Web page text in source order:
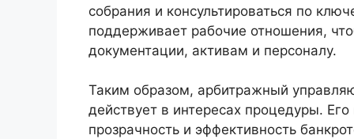
собрания и консультироваться по
поддерживает рабочие отношения,
документации, активам и персоналу.
Таким образом, арбитражный
действует в интересах процедуры.
прозрачность и эффективность